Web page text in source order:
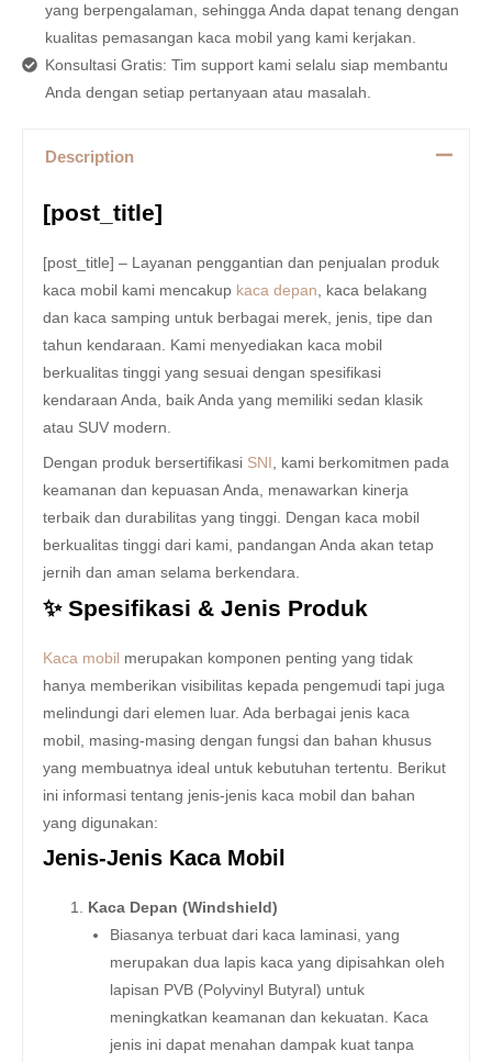
yang berpengalaman, sehingga Anda dapat tenang dengan
kualitas pemasangan kaca mobil yang kami kerjakan.
Konsultasi Gratis: Tim support kami selalu siap membantu
Anda dengan setiap pertanyaan atau masalah.
Description
[post_title]
[post_title] – Layanan penggantian dan penjualan produk
kaca mobil kami mencakup kaca depan , kaca belakang
dan kaca samping untuk berbagai merek, jenis, tipe dan
tahun kendaraan. Kami menyediakan kaca mobil
berkualitas tinggi yang sesuai dengan spesifikasi
kendaraan Anda, baik Anda yang memiliki sedan klasik
atau SUV modern.
Dengan produk bersertifikasi SNI
, kami berkomitmen pada
keamanan dan kepuasan Anda, menawarkan kinerja
terbaik dan durabilitas yang tinggi. Dengan kaca mobil
berkualitas tinggi dari kami, pandangan Anda akan tetap
jernih dan aman selama berkendara.
✨ Spesifikasi & Jenis Produk
Kaca mobil merupakan komponen penting yang tidak
hanya memberikan visibilitas kepada pengemudi tapi juga
melindungi dari elemen luar. Ada berbagai jenis kaca
mobil, masing-masing dengan fungsi dan bahan khusus
yang membuatnya ideal untuk kebutuhan tertentu. Berikut
ini informasi tentang jenis-jenis kaca mobil dan bahan
yang digunakan:
Jenis-Jenis Kaca Mobil
Kaca Depan (Windshield)
Biasanya terbuat dari kaca laminasi, yang
merupakan dua lapis kaca yang dipisahkan oleh
lapisan PVB (Polyvinyl Butyral) untuk
meningkatkan keamanan dan kekuatan. Kaca
jenis ini dapat menahan dampak kuat tanpa